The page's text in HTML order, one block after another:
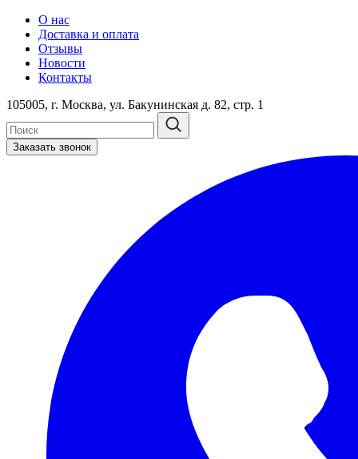
О нас
Доставка и оплата
Отзывы
Новости
Контакты
105005, г. Москва, ул. Бакунинская д. 82, стр. 1
Заказать звонок